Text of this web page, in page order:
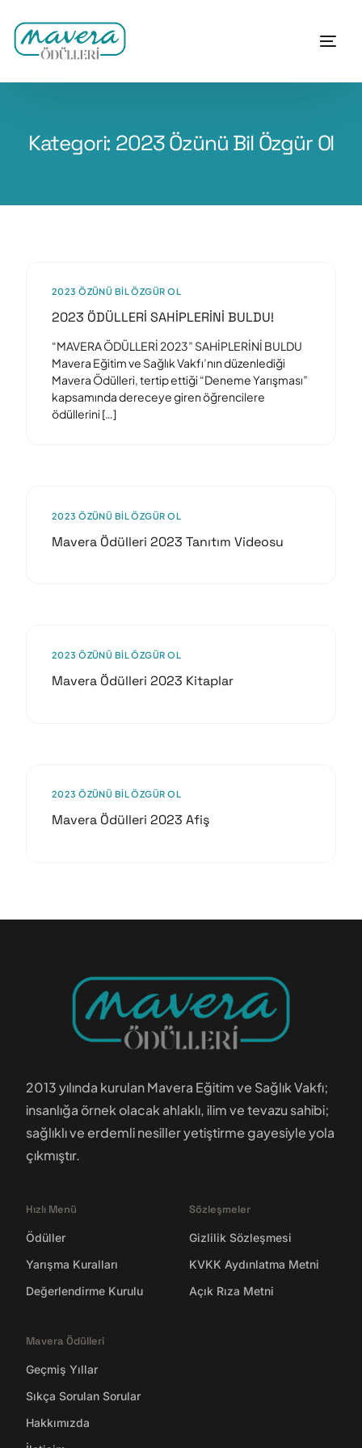
Kategori: 2023 Özünü Bil Özgür Ol
2023 ÖZÜNÜ BIL ÖZGÜR OL
2023 ÖDÜLLERİ SAHİPLERİNİ BULDU!
“MAVERA ÖDÜLLERİ 2023” SAHİPLERİNİ BULDU
Mavera Eğitim ve Sağlık Vakfı’nın düzenlediği
Mavera Ödülleri, tertip ettiği “Deneme Yarışması”
kapsamında dereceye giren öğrencilere
ödüllerini […]
2023 ÖZÜNÜ BIL ÖZGÜR OL
Mavera Ödülleri 2023 Tanıtım Videosu
2023 ÖZÜNÜ BIL ÖZGÜR OL
Mavera Ödülleri 2023 Kitaplar
2023 ÖZÜNÜ BIL ÖZGÜR OL
Mavera Ödülleri 2023 Afiş
2013 yılında kurulan Mavera Eğitim ve Sağlık Vakfı;
insanlığa örnek olacak ahlaklı, ilim ve tevazu sahibi;
sağlıklı ve erdemli nesiller yetiştirme gayesiyle yola
çıkmıştır.
Hızlı Menü
Ödüller
Yarışma Kuralları
Değerlendirme Kurulu
Sözleşmeler
Gizlilik Sözleşmesi
KVKK Aydınlatma Metni
Açık Rıza Metni
Mavera Ödülleri
Geçmiş Yıllar
Sıkça Sorulan Sorular
Hakkımızda